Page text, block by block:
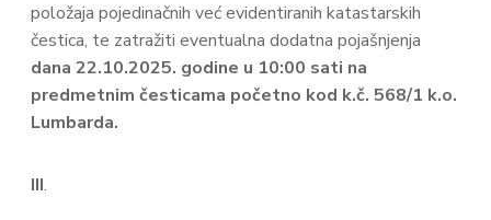
položaja pojedinačnih već evidentiranih katastarskih
čestica, te zatražiti eventualna dodatna pojašnjenja
dana 22.10.2025. godine u 10:00 sati na
predmetnim česticama početno kod k.č. 568/1 k.o.
Lumbarda.
III.